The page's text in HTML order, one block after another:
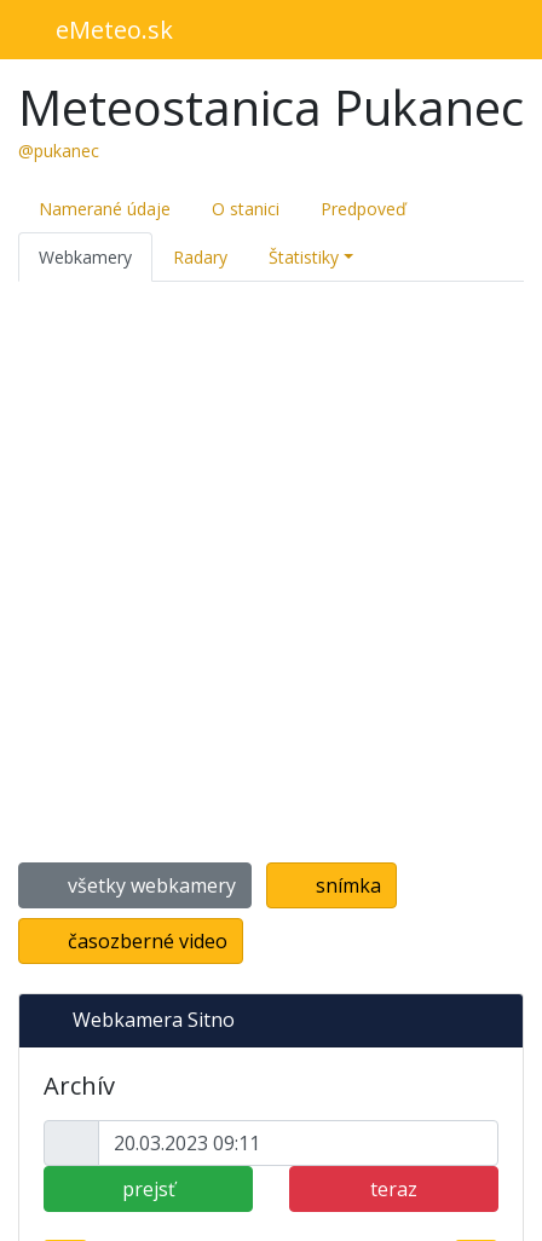
eMeteo.sk
Meteostanica Pukanec
@pukanec
Namerané údaje O stanici Predpoveď
Webkamery Radary Štatistiky
všetky webkamery snímka
časozberné video
Webkamera Sitno
Archív
prejsť teraz